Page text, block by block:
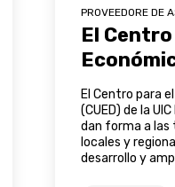
PROVEEDORE DE
El
for
El Centro para
(CUED) de la
dan forma a las
locales y
desarrollo y